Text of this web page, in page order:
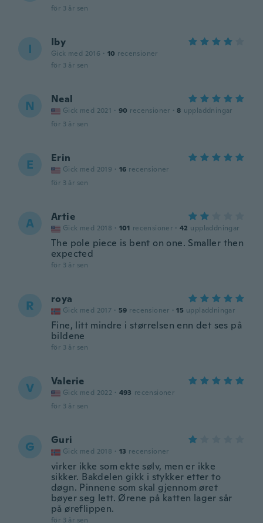
för 3 år sen
I Iby
Gick med 2016 · 10 recensioner
för 3 år sen
N Neal
Gick med 2021 · 90 recensioner · 8 uppladdningar
för 3 år sen
E Erin
Gick med 2019 · 16 recensioner
för 3 år sen
A Artie
Gick med 2018 · 101 recensioner · 42 uppladdningar
The pole piece is bent on one. Smaller then
expected
för 3 år sen
R roya
Gick med 2017 · 59 recensioner · 15 uppladdningar
Fine, litt mindre i størrelsen enn det ses på
bildene
för 3 år sen
V Valerie
Gick med 2022 · 493 recensioner
för 3 år sen
G Guri
Gick med 2018 · 13 recensioner
virker ikke som ekte sølv, men er ikke
sikker. Bakdelen gikk i stykker etter to
døgn. Pinnene som skal gjennom øret
bøyer seg lett. Ørene på katten lager sår
på øreflippen.
för 3 år sen